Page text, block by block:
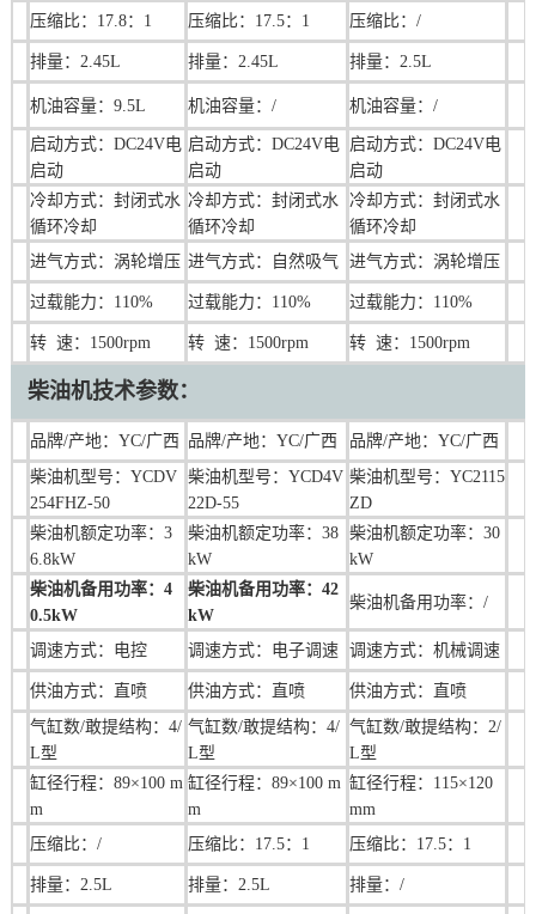
压缩比：17. 8：1 压缩比：17.5：1 压缩比： /
排量： 2.45L 排量： 2.45L 排量： 2.5L
机油容量： 9.5L 机油容量： / 机油容量： /
启动方式：DC24V电
启动
启动方式：DC24V电
启动
启动方式：DC24V电
启动
冷却方式：封闭式水
循环冷却
冷却方式：封闭式水
循环冷却
冷却方式：封闭式水
循环冷却
进气方式：涡轮增压 进气方式：自然吸气 进气方式：涡轮增压
过载能力：110% 过载能力：110% 过载能力：110%
转 速：1500rpm 转 速：1500rpm 转 速：1500rpm
柴油机技术参数：
品牌/产地：YC/广西 品牌/产地： YC/广西 品牌/产地： YC/广西
柴油机型号： YCDV
254FHZ-50
柴油机型号：YCD4V
22D-55
柴油机型号： YC2115
ZD
柴油机额定功率： 3
6.8kW
柴油机额定功率： 38
kW
柴油机额定功率： 30
kW
柴油机备用功率：4
0.5kW
柴油机备用功率： 42
kW
柴油机备用功率：/
调速方式： 电控 调速方式：电子调速 调速方式： 机械调速
供油方式：直喷 供油方式：直喷
供油方式：直喷
气缸数/敢提结构： 4/
L型
气缸数/敢提结构： 4/
L型
气缸数/敢提结构：2/
L型
缸径行程： 89×100 m
m
缸径行程： 89×100 m
m
缸径行程： 115×120
mm
压缩比：/
压缩比：17.5：1 压缩比： 17.5：1
排量： 2.5L 排量： 2.5L 排量： /